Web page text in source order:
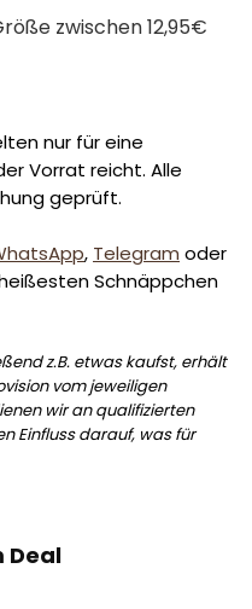
zwischen 12,95€
nur für eine
Vorrat reicht. Alle
geprüft.
, Telegram oder
Schnäppchen
z.B. etwas kaufst, erhält
vom jeweiligen
wir an qualifizierten
Einfluss darauf, was für
Deal